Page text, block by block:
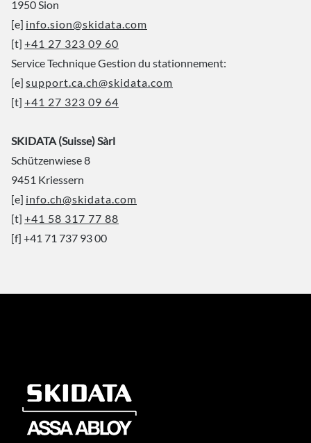
1950 Sion
[e] info.sion@skidata.com
[t] +41 27 323 09 60
Service Technique Gestion du stationnement:
[e] support.ca.ch@skidata.com
[t] +41 27 323 09 64
SKIDATA (Suisse) Sàrl
Schützenwiese 8
9451 Kriessern
[e] info.ch@skidata.com
[t] +41 58 317 77 88
[f] +41 71 737 93 00